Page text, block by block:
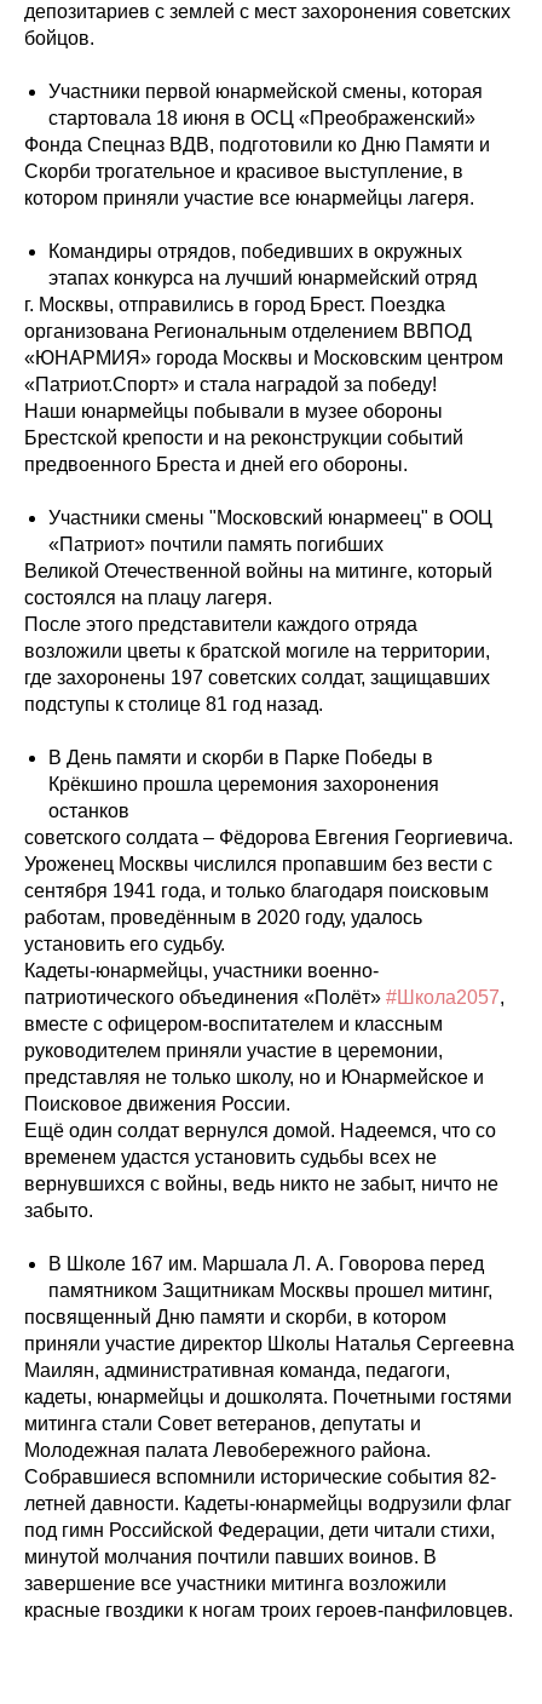
депозитариев с землей с мест захоронения советских
бойцов.
Участники первой юнармейской смены, которая
стартовала 18 июня в ОСЦ «Преображенский»
Фонда Спецназ ВДВ, подготовили ко Дню Памяти и
Скорби трогательное и красивое выступление, в
котором приняли участие все юнармейцы лагеря.
Командиры отрядов, победивших в окружных
этапах конкурса на лучший юнармейский отряд
г. Москвы, отправились в город Брест. Поездка
организована Региональным отделением ВВПОД
«ЮНАРМИЯ» города Москвы и Московским центром
«Патриот.Спорт» и стала наградой за победу!
Наши юнармейцы побывали в музее обороны
Брестской крепости и на реконструкции событий
предвоенного Бреста и дней его обороны.
Участники смены "Московский юнармеец" в ООЦ
«Патриот» почтили память погибших
Великой Отечественной войны на митинге, который
состоялся на плацу лагеря.
После этого представители каждого отряда
возложили цветы к братской могиле на территории,
где захоронены 197 советских солдат, защищавших
подступы к столице 81 год назад.
В День памяти и скорби в Парке Победы в
Крёкшино прошла церемония захоронения
останков
советского солдата – Фёдорова Евгения Георгиевича.
Уроженец Москвы числился пропавшим без вести с
сентября 1941 года, и только благодаря поисковым
работам, проведённым в 2020 году, удалось
установить его судьбу.
Кадеты-юнармейцы, участники военно-
патриотического объединения «Полёт» #Школа2057,
вместе с офицером-воспитателем и классным
руководителем приняли участие в церемонии,
представляя не только школу, но и Юнармейское и
Поисковое движения России.
Ещё один солдат вернулся домой. Надеемся, что со
временем удастся установить судьбы всех не
вернувшихся с войны, ведь никто не забыт, ничто не
забыто.
В Школе 167 им. Маршала Л. А. Говорова перед
памятником Защитникам Москвы прошел митинг,
посвященный Дню памяти и скорби, в котором
приняли участие директор Школы Наталья Сергеевна
Маилян, административная команда, педагоги,
кадеты, юнармейцы и дошколята. Почетными гостями
митинга стали Совет ветеранов, депутаты и
Молодежная палата Левобережного района.
Собравшиеся вспомнили исторические события 82-
летней давности. Кадеты-юнармейцы водрузили флаг
под гимн Российской Федерации, дети читали стихи,
минутой молчания почтили павших воинов. В
завершение все участники митинга возложили
красные гвоздики к ногам троих героев-панфиловцев.